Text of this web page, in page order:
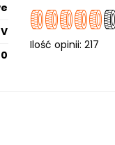
V
Ilość opinii: 217